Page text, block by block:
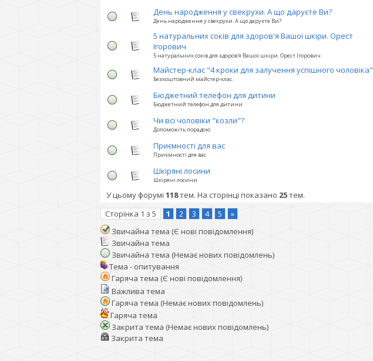
День народження у свекрухи. А що даруєте Ви?
День народження у свекрухи. А що даруєте Ви?
5 натуральних соків для здоров'я Вашої шкіри. Орест
Ігорович
5 натуральних соків для здоров'я Вашої шкіри. Орест Ігорович
Майстер-клас "4 кроки для залучення успішного чоловіка"
Безкоштовний майстер-клас.
Бюджетний телефон для дитини
Бюджетний телефон для дитини
Чи всі чоловіки "козли"?
Допоможіть порадою
Приємності для вас
Приємності для вас
Шкіряні лосини
Шкіряні лосини
У цьому форумі 118тем. На сторінці показано 25тем.
Сторінка 1 з 5 1 2 3 4 5
»
Звичайна тема (Є нові повідомлення)
Звичайна тема
Звичайна тема (Немає нових повідомлень)
Тема - опитування
Гаряча тема (Є нові повідомлення)
Важлива тема
Гаряча тема (Немає нових повідомлень)
Гаряча тема
Закрита тема (Немає нових повідомлень)
Закрита тема